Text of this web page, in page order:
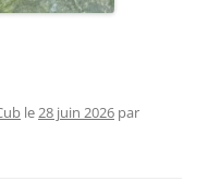
le28 juin 2026 par